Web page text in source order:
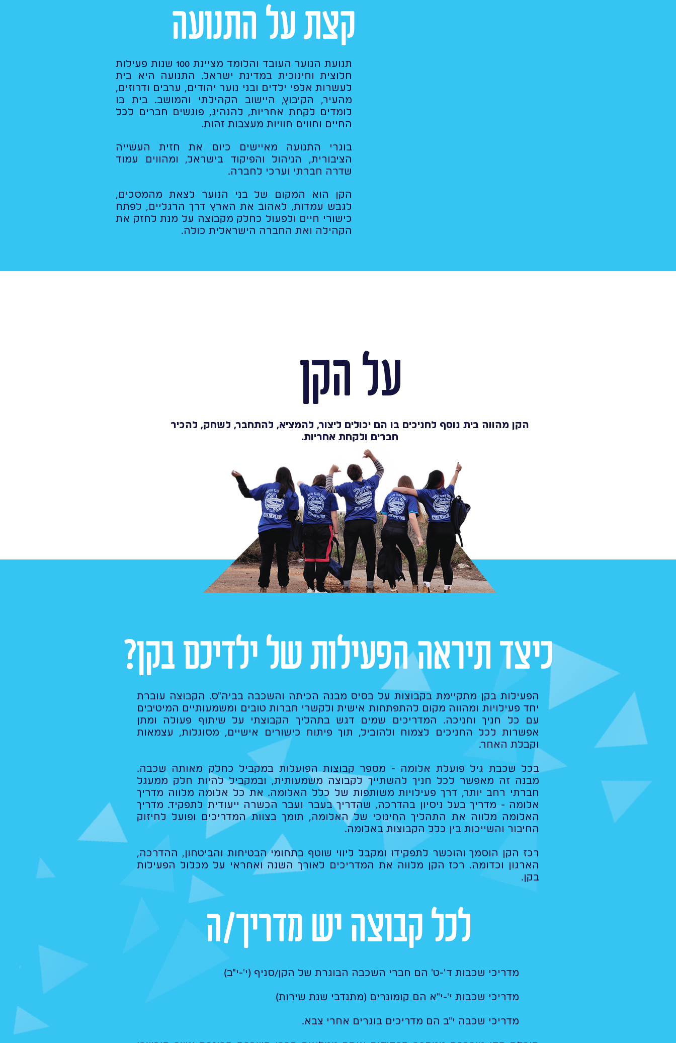
קצת על התנועה
תנועת הנוער העובד והלומד מציינת 100 שנות פעילות
חלוצית וחינוכית במדינת ישראל. התנועה היא בית
לעשרות אלפי ילדים ובני נוער יהודים, ערבים ודרוזים,
מהעיר, הקיבוץ, היישוב הקהילתי והמושב. בית בו
לומדים לקחת אחריות, להנהיג, פוגשים חברים לכל
החיים וחווים חוויות מעצבות זהות.
בוגרי התנועה מאיישים כיום את חזית העשייה
הציבורית, הניהול והפיקוד בישראל, ומהווים עמוד
שדרה חברתי וערכי לחברה.
הקן הוא המקום של בני הנוער לצאת מהמסכים,
לגבש עמדות, לאהוב את הארץ דרך הרגליים, לפתח
כישורי חיים ולפעול כחלק מקבוצה על מנת לחזק את
הקהילה ואת החברה הישראלית כולה.
על הקן
הקן מהווה בית נוסף לחניכים בו הם יכולים ליצור, להמציא, להתחבר, לשחק, להכיר
חברים ולקחת אחריות.
כיצד תיראה הפעילות של ילדיכם בקן?
הפעילות בקן מתקיימת בקבוצות על בסיס מבנה הכיתה והשכבה בביה"ס. הקבוצה עוברת
יחד פעילויות ומהווה מקום להתפתחות אישית ולקשרי חברות טובים ומשמעותיים המיטיבים
עם כל חניך וחניכה. המדריכים שמים דגש בתהליך הקבוצתי על שיתוף פעולה ומתן
אפשרות לכל החניכים לצמוח ולהוביל, תוך פיתוח כישורים אישיים, מסוגלות, עצמאות
וקבלת האחר.
בכל שכבת גיל פועלת אלומה - מספר קבוצות הפועלות במקביל כחלק מאותה שכבה.
מבנה זה מאפשר לכל חניך להשתייך לקבוצה משמעותית, ובמקביל להיות חלק ממעגל
חברתי רחב יותר, דרך פעילויות משותפות של כלל האלומה. את כל אלומה מלווה מדריך
אלומה - מדריך בעל ניסיון בהדרכה, שהדריך בעבר ועבר הכשרה ייעודית לתפקיד. מדריך
האלומה מלווה את התהליך החינוכי של האלומה, תומך בצוות המדריכים ופועל לחיזוק
החיבור והשייכות בין כלל הקבוצות באלומה.​
רכז הקן הוסמך והוכשר לתפקידו ומקבל ליווי שוטף בתחומי הבטיחות והביטחון, ההדרכה,
הארגון וכדומה. רכז הקן מלווה את המדריכים לאורך השנה ואחראי על מכלול הפעילות
בקן.
לכל קבוצה יש מדריך/ה
מדריכי שכבות ד'-ט' הם חברי השכבה הבוגרת של הקן/סניף (י'-י"ב)
מדריכי שכבות י'-י"א הם קומונרים (מתנדבי שנת שירות)
מדריכי שכבה י"ב הם מדריכים בוגרים אחרי צבא.